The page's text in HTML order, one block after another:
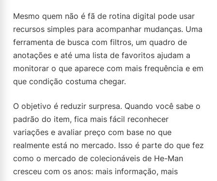
Mesmo quem não é fã de rotina digital pode usar
recursos simples para acompanhar mudanças. Uma
ferramenta de busca com filtros, um quadro de
anotações e até uma lista de favoritos ajudam a
monitorar o que aparece com mais frequência e em
que condição costuma chegar.
O objetivo é reduzir surpresa. Quando você sabe o
padrão do item, fica mais fácil reconhecer
variações e avaliar preço com base no que
realmente está no mercado. Isso é parte do que fez
como o mercado de colecionáveis de He-Man
cresceu com os anos: mais informação, mais